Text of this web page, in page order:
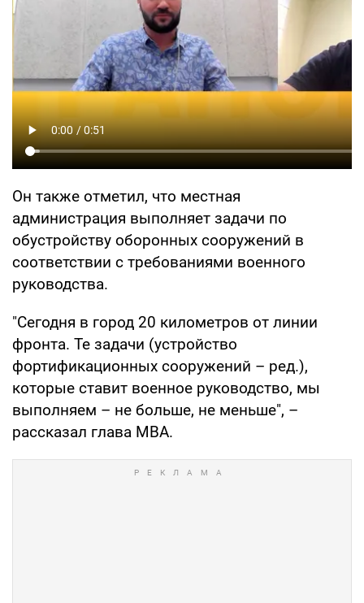
Он также отметил, что местная
администрация выполняет задачи по
обустройству оборонных сооружений в
соответствии с требованиями военного
руководства.
"Сегодня в город 20 километров от линии
фронта. Те задачи (устройство
фортификационных сооружений – ред.),
которые ставит военное руководство, мы
выполняем – не больше, не меньше", –
рассказал глава МВА.